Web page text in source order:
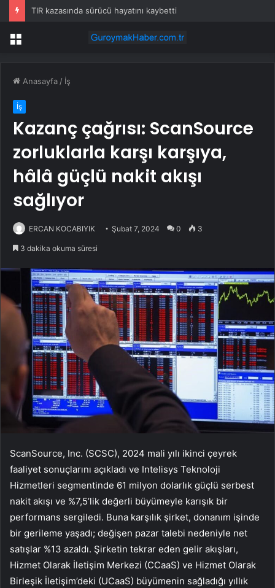
TIR kazasında sürücü hayatını kaybetti
Menü
Anasayfa / İş
İş
Kazanç çağrısı: ScanSource
zorluklarla karşı karşıya,
hâlâ güçlü nakit akışı
sağlıyor
ERCAN KOCABIYIK Şubat 7, 2024 0 3
3 dakika okuma süresi
ScanSource, Inc. (SCSC), 2024 mali yılı ikinci çeyrek
faaliyet sonuçlarını açıkladı ve Intelisys Teknoloji
Hizmetleri segmentinde 61 milyon dolarlık güçlü serbest
nakit akışı ve %7,5’lik değerli büyümeyle karışık bir
performans sergiledi. Buna karşılık şirket, donanım işinde
bir gerileme yaşadı; değişen pazar talebi nedeniyle net
satışlar %13 azaldı. Şirketin tekrar eden gelir akışları,
Hizmet Olarak İletişim Merkezi (CCaaS) ve Hizmet Olarak
Birleşik İletişim’deki (UCaaS) büyümenin sağladığı yıllık